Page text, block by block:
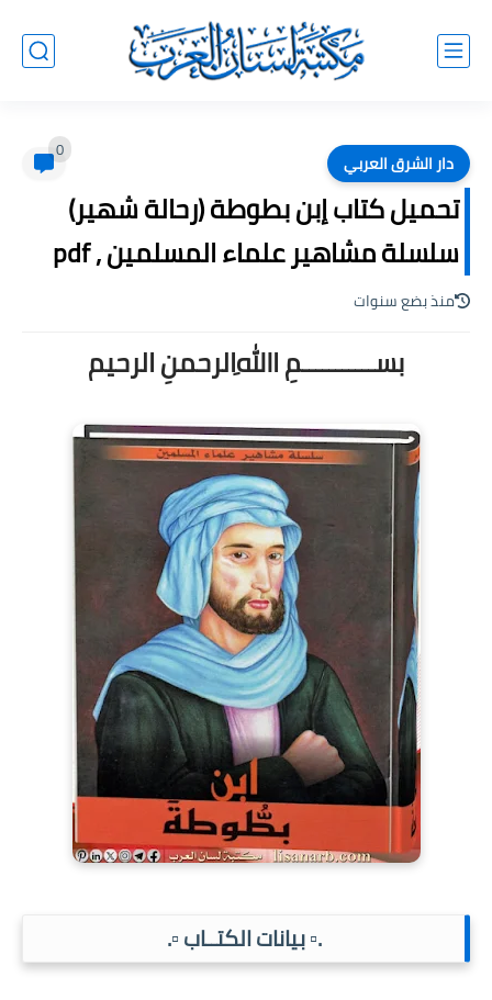
دار الشرق العربي 0
تحميل كتاب إبن بطوطة (رحالة شهير)
سلسلة مشاهير علماء المسلمين , pdf
منذ بضع سنوات
بســـــــــــمِ اﷲِالرحمنِ الرحيم
.▫️ بيانات الكتــاب ▫️.